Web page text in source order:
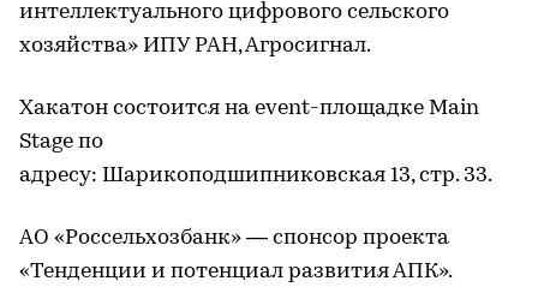
интеллектуального цифрового сельского
хозяйства» ИПУ РАН, Агросигнал.
Хакатон состоится на event-площадке Main
Stage по
адресу: Шарикоподшипниковская 13, стр. 33.
АО «Россельхозбанк» — спонсор проекта
«Тенденции и потенциал развития АПК».